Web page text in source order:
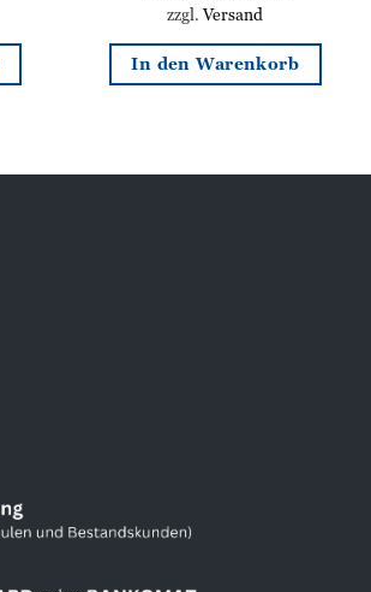
zzgl.Versand
In den Warenkorb